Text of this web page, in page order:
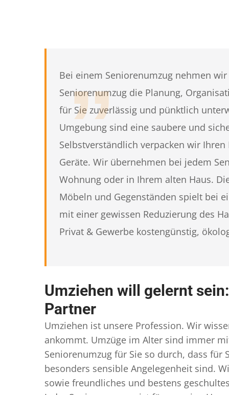
Bei einem Seniorenumzug nehmen
Seniorenumzug die Planung,
für Sie zuverlässig und pünktlich
Umgebung sind eine saubere und
Selbstverständlich verpacken wir
Geräte. Wir übernehmen bei jedem
Wohnung oder in Ihrem alten Haus.
Möbeln und Gegenständen spielt bei
mit einer gewissen Reduzierung des
Privat & Gewerbe kostengünstig,
Umziehen will gelernt
Partner
Umziehen ist unsere Profession. Wir
ankommt. Umzüge im Alter sind immer
Seniorenumzug für Sie so durch, dass für
besonders sensible Angelegenheit sind.
sowie freundliches und bestens